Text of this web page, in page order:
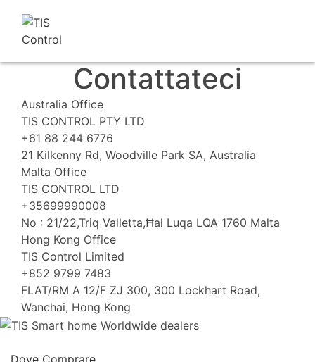
Contattateci
Australia Office
TIS CONTROL PTY LTD
+61 88 244 6776
21 Kilkenny Rd, Woodville Park SA, Australia
Malta Office
TIS CONTROL LTD
+35699990008
No : 21/22,Triq Valletta,Ħal Luqa LQA 1760 Malta
Hong Kong Office
TIS Control Limited
+852 9799 7483
FLAT/RM A 12/F ZJ 300, 300 Lockhart Road,
Wanchai, Hong Kong
Dove Comprare